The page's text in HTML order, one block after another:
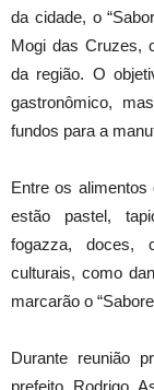
da cidade, o
Mogi das Cruzes,
da região. O
gastronômico,
fundos para a
Entre os
estão pastel,
fogazza, doces,
culturais, como
marcarão o
Durante reunião
prefeito Rodrigo